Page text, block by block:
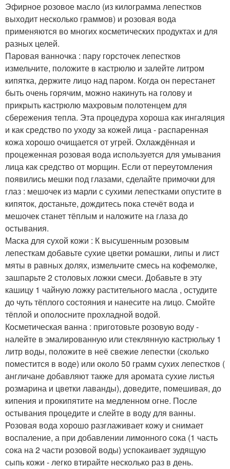
Эфирное розовое масло (из килограмма лепестков
выходит несколько граммов) и розовая вода
применяются во многих косметических продуктах и для
разных целей.
Паровая ванночка : пару горсточек лепестков
измельчите, положите в кастрюлю и залейте литром
кипятка, держите лицо над паром. Когда он перестанет
быть очень горячим, можно накинуть на голову и
прикрыть кастрюлю махровым полотенцем для
сбережения тепла. Эта процедура хороша как ингаляция
и как средство по уходу за кожей лица - распаренная
кожа хорошо очищается от угрей. Охлаждённая и
процеженная розовая вода используется для умывания
лица как средство от морщин. Если от переутомления
появились мешки под глазами, сделайте примочки для
глаз : мешочек из марли с сухими лепестками опустите в
кипяток, достаньте, дождитесь пока стечёт вода и
мешочек станет тёплым и наложите на глаза до
остывания.
Маска для сухой кожи : К высушенным розовым
лепесткам добавьте сухие цветки ромашки, липы и лист
мяты в равных долях, измельчите смесь на кофемолке,
зашпарьте 2 столовых ложки смеси. Добавьте в эту
кашицу 1 чайную ложку растительного масла , остудите
до чуть тёплого состояния и нанесите на лицо. Смойте
тёплой и ополосните прохладной водой.
Косметическая ванна : приготовьте розовую воду -
налейте в эмалированную или стеклянную кастрюльку 1
литр воды, положите в неё свежие лепестки (сколько
поместится в воде) или около 50 грамм сухих лепестков (
англичане добавляют также для аромата сухие листья
розмарина и цветки лаванды), доведите, помешивая, до
кипения и прокипятите на медленном огне. После
остывания процедите и слейте в воду для ванны.
Розовая вода хорошо разглаживает кожу и снимает
воспаление, а при добавлении лимонного сока (1 часть
сока на 2 части розовой воды) успокаивает зудящую
сыпь кожи - легко втирайте несколько раз в день.